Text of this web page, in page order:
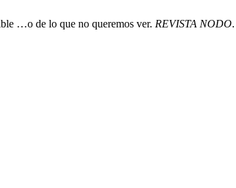
…o de lo que no queremos ver. REVISTA NODO